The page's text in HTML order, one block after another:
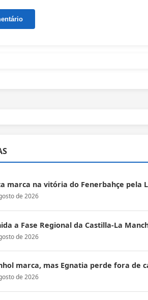
marca na vitória do Fenerbahçe pela
de 2026
a Fase Regional da Castilla-La
de 2026
marca, mas Egnatia perde fora de
de 2026